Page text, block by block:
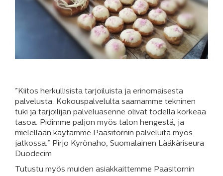
”Kiitos herkullisista tarjoiluista ja erinomaisesta
palvelusta. Kokouspalvelulta saamamme tekninen
tuki ja tarjoilijan palveluasenne olivat todella korkeaa
tasoa. Pidimme paljon myös talon hengestä, ja
mielellään käytämme Paasitornin palveluita myös
jatkossa.” Pirjo Kyrönaho, Suomalainen Lääkäriseura
Duodecim
Tutustu myös muiden asiakkaittemme Paasitornin